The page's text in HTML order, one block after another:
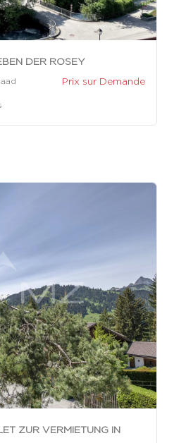
DER ROSEY
Prix sur Demande
ZUR VERMIETUNG IN